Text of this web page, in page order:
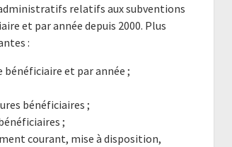
relatifs aux subventions
et par année depuis 2000. Plus
:
et par année ;
bénéficiaires ;
;
courant, mise à disposition,